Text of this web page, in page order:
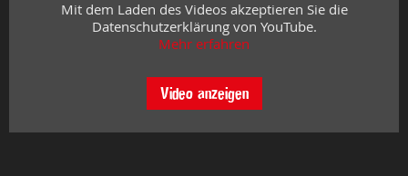
Mit dem Laden des Videos akzeptieren Sie die
Datenschutzerklärung von YouTube.
Mehr erfahren
Video anzeigen